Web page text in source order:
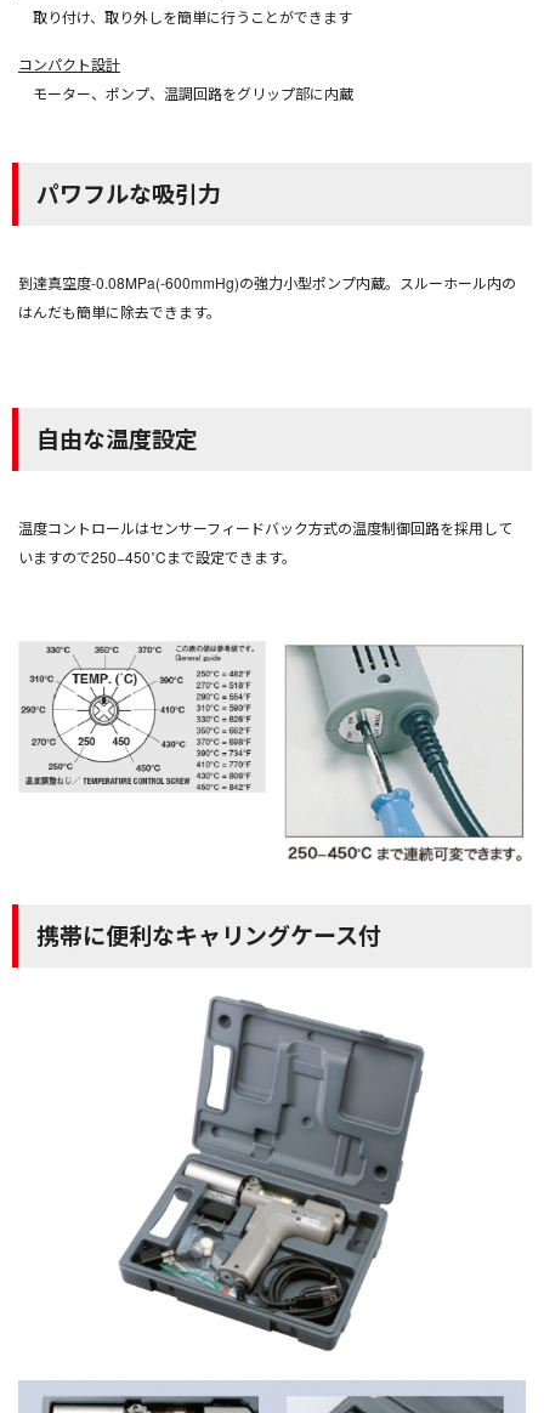
取り付け、取り外しを簡単に行うことができます
コンパクト設計
モーター、ポンプ、温調回路をグリップ部に内蔵
パワフルな吸引力
到達真空度-0.08MPa(-600mmHg)の強力小型ポンプ内蔵。スルーホール内の
はんだも簡単に除去できます。
自由な温度設定
温度コントロールはセンサーフィードバック方式の温度制御回路を採用して
いますので250−450˚Cまで設定できます。
携帯に便利なキャリングケース付